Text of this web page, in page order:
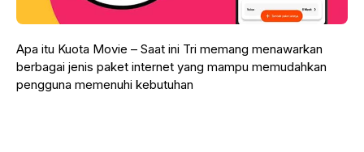
Apa itu Kuota Movie – Saat ini Tri memang menawarkan
berbagai jenis paket internet yang mampu memudahkan
pengguna memenuhi kebutuhan